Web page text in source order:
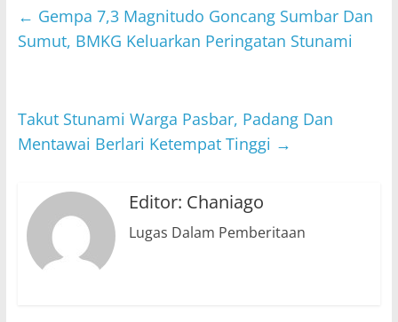
← Gempa 7,3 Magnitudo Goncang Sumbar Dan
Sumut, BMKG Keluarkan Peringatan Stunami
Takut Stunami Warga Pasbar, Padang Dan
Mentawai Berlari Ketempat Tinggi →
Editor: Chaniago
Lugas Dalam Pemberitaan